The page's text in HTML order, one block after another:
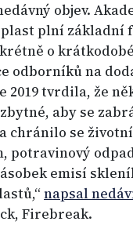
objev.
plní základní
o
odborníků na
2019 tvrdila, že
aby se
chránilo se
potravinový
emisí
napsal
Firebreak.